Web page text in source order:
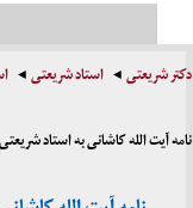
دکتر شریعتی استاد شریعتی
نامه آیت الله کاشانی به استاد شریعتی در